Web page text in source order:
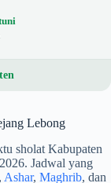
Lebong
sholat Kabupaten
Jadwal yang
Ashar, Maghrib, dan